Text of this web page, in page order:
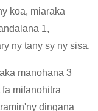
koa, miaraka
1,
ny tany sy ny sisa.
manohana 3
mifanohitra
dingana